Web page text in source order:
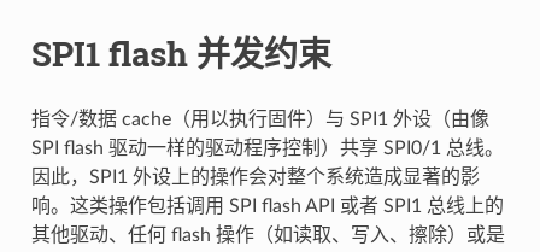
SPI1 flash 并发约束
指令/数据 cache（用以执行固件）与 SPI1 外设（由像
SPI flash 驱动一样的驱动程序控制）共享 SPI0/1 总线。
因此，SPI1 外设上的操作会对整个系统造成显著的影
响。这类操作包括调用 SPI flash API 或者 SPI1 总线上的
其他驱动、任何 flash 操作（如读取、写入、擦除）或是